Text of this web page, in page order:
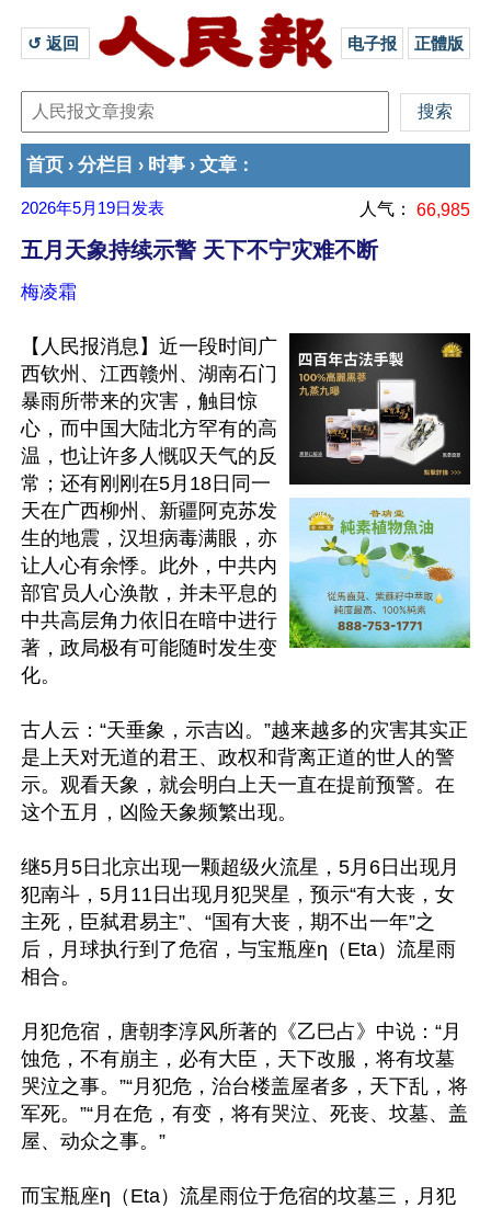
↺ 返回 电子报 正體版
首页 › 分栏目 › 时事 › 文章 ：
2026年5月19日 发表 人气： 66,985
五月天象持续示警 天下不宁灾难不断
梅凌霜
【人民报消息】近一段时间广
西钦州、江西赣州、湖南石门
暴雨所带来的灾害，触目惊
心，而中国大陆北方罕有的高
温，也让许多人慨叹天气的反
常；还有刚刚在5月18日同一
天在广西柳州、新疆阿克苏发
生的地震，汉坦病毒满眼，亦
让人心有余悸。此外，中共内
部官员人心涣散，并未平息的
中共高层角力依旧在暗中进行
著，政局极有可能随时发生变
化。
古人云：“天垂象，示吉凶。”越来越多的灾害其实正
是上天对无道的君王、政权和背离正道的世人的警
示。观看天象，就会明白上天一直在提前预警。在
这个五月，凶险天象频繁出现。
继5月5日北京出现一颗超级火流星，5月6日出现月
犯南斗，5月11日出现月犯哭星，预示“有大丧，女
主死，臣弑君易主”、“国有大丧，期不出一年”之
后，月球执行到了危宿，与宝瓶座η（Eta）流星雨
相合。
月犯危宿，唐朝李淳风所著的《乙巳占》中说：“月
蚀危，不有崩主，必有大臣，天下改服，将有坟墓
哭泣之事。”“月犯危，治台楼盖屋者多，天下乱，将
军死。”“月在危，有变，将有哭泣、死丧、坟墓、盖
屋、动众之事。”
而宝瓶座η（Eta）流星雨位于危宿的坟墓三，月犯